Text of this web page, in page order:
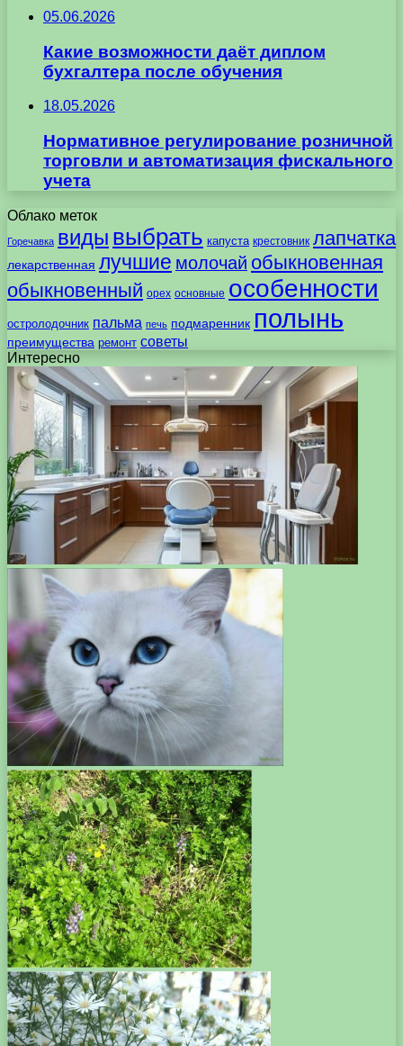
05.06.2026
Какие возможности даёт диплом
бухгалтера после обучения
18.05.2026
Нормативное регулирование розничной
торговли и автоматизация фискального
учета
Облако меток
Горечавка виды выбрать капуста крестовник лапчатка
лекарственная лучшие молочай обыкновенная
обыкновенный орех основные особенности
остролодочник пальма печь подмаренник полынь
преимущества ремонт советы
Интересно